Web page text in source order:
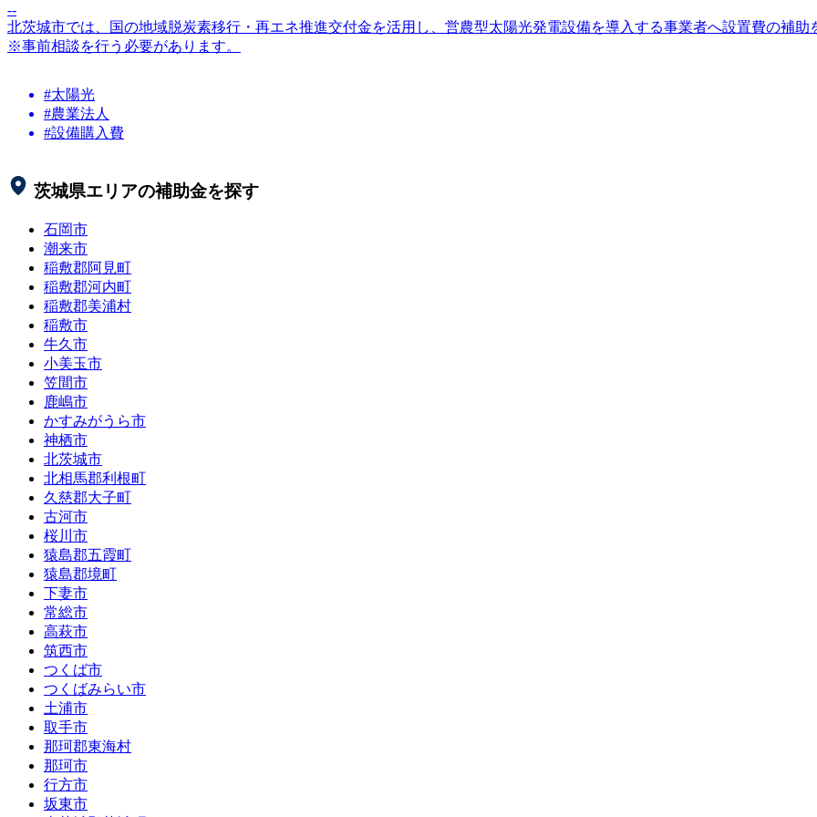
--
北茨城市では、国の地域脱炭素移行・再エネ推進交付金を活用し、営農型太陽光発電設備を導入する事業者へ設置費の補助
※事前相談を行う必要があります。
#太陽光
#農業法人
#設備購入費
茨城県エリアの補助金を探す
石岡市
潮来市
稲敷郡阿見町
稲敷郡河内町
稲敷郡美浦村
稲敷市
牛久市
小美玉市
笠間市
鹿嶋市
かすみがうら市
神栖市
北茨城市
北相馬郡利根町
久慈郡大子町
古河市
桜川市
猿島郡五霞町
猿島郡境町
下妻市
常総市
高萩市
筑西市
つくば市
つくばみらい市
土浦市
取手市
那珂郡東海村
那珂市
行方市
坂東市